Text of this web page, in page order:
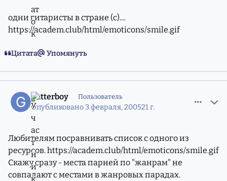
одни гитаристы в стране (с)....
https://academ.club/html/emoticons/smile.gif
Цитата Упомянуть
gutterboy Пользователь
Опубликовано3 февраля, 200521 г.
Любителям посравнивать список с одного из
ресурсов.https://academ.club/html/emoticons/smile.gif
Скажу сразу - места парней по "жанрам" не
совпадают с местами в жанровых парадах.